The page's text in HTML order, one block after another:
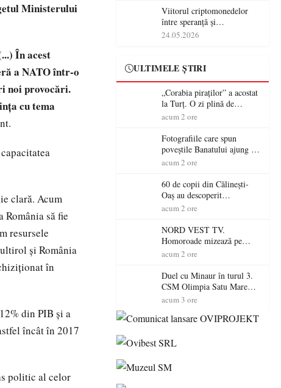
Ministerului
În acest
a NATO într-o
noi provocări.
cu tema
clară. Acum
România să fie
resursele
şi România
în
din PIB şi a
încât în 2017
politic al celor
Viitorul criptomonedelor
între speranță și
incertitudine
24.05.2026
ULTIMELE ȘTIRI
„Corabia piraților” a acostat
la Turț. O zi plină de
aventură și lecții despre
tabăra de vară
acum 2 ore
Fotografiile care spun
poveștile Banatului ajung la
Muzeul de Artă Satu Mare
acum 2 ore
60 de copii din Călinești-
Oaș au descoperit
patrimoniul local la Casa
acum 2 ore
NORD VEST TV.
Homoroade mizează pe
tradiție, turism și investiții.
„Oțeloaia rămâne un brand
al Codrului”
acum 2 ore
Duel cu Minaur în turul 3.
CSM Olimpia Satu Mare
începe aventura în Cupa
acum 3 ore